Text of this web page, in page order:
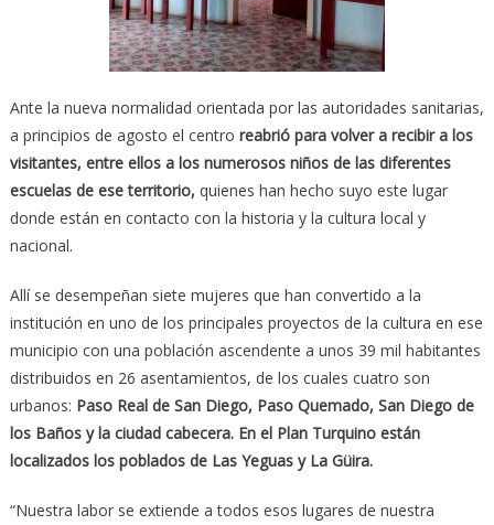
Ante la nueva normalidad orientada por las autoridades sanitarias,
a principios de agosto el centro reabrió para volver a recibir a los
visitantes, entre ellos a los numerosos niños de las diferentes
escuelas de ese territorio, quienes han hecho suyo este lugar
donde están en contacto con la historia y la cultura local y
nacional.
Allí se desempeñan siete mujeres que han convertido a la
institución en uno de los principales proyectos de la cultura en ese
municipio con una población ascendente a unos 39 mil habitantes
distribuidos en 26 asentamientos, de los cuales cuatro son
urbanos: Paso Real de San Diego, Paso Quemado, San Diego de
los Baños y la ciudad cabecera. En el Plan Turquino están
localizados los poblados de Las Yeguas y La Güira.
“Nuestra labor se extiende a todos esos lugares de nuestra